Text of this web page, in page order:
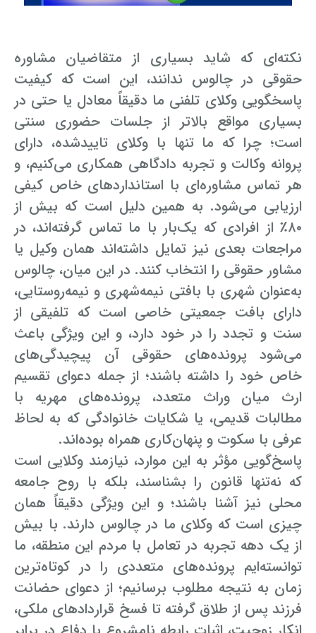
اوراق کردن اتومبیل بدون مجوز قانونی
رویکرد حادثه بدون شاهد
مشاوره حقوقی تخریب
نکته‌ای که شاید بسیاری از متقاضیان مشاوره
حقوقی در چالوس ندانند، این است که کیفیت
پاسخگویی وکلای تلفنی ما دقیقاً معادل یا حتی در
بسیاری مواقع بالاتر از جلسات حضوری سنتی
است؛ چرا که ما تنها با وکلای تاییدشده، دارای
پروانه وکالت و تجربه دادگاهی همکاری می‌کنیم، و
هر تماس مشاوره‌ای با استانداردهای خاص کیفی
ارزیابی می‌شود. به همین دلیل است که بیش از
۸۰٪ از افرادی که یک‌بار با ما تماس گرفته‌اند، در
مراجعات بعدی نیز تمایل داشته‌اند همان وکیل یا
مشاور حقوقی را انتخاب کنند. در این میان، چالوس
به‌عنوان شهری با بافتی نیمه‌شهری و نیمه‌روستایی،
دارای بافت جمعیتی خاصی است که تلفیقی از
سنت و تجدد را در خود دارد، و این ویژگی باعث
می‌شود پرونده‌های حقوقی آن پیچیدگی‌های
خاص خود را داشته باشند؛ از جمله دعوای تقسیم
ارث میان وراث متعدد، پرونده‌های مهریه با
مطالبات قدیمی، یا شکایات خانوادگی که به لحاظ
عرفی با سکوت و پنهان‌کاری همراه بوده‌اند.
پاسخ‌گویی مؤثر به این موارد، نیازمند وکلایی است
که نه‌تنها قانون را بشناسند، بلکه با روح جامعه
محلی نیز آشنا باشند؛ و این ویژگی دقیقاً همان
چیزی است که وکلای ما در چالوس دارند. با بیش
از یک دهه تجربه در تعامل با مردم این منطقه، ما
توانسته‌ایم پرونده‌های متعددی را در کوتاه‌ترین
زمان به نتیجه مطلوب برسانیم؛ از دعوای حضانت
فرزند پس از طلاق گرفته تا فسخ قراردادهای ملکی،